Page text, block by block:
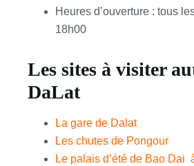
Heures d’ouverture : tous
18h00
Les sites à visiter
DaLat
La gare de Dalat
Les chutes de Pongour
Le palais d’été de Bao Dai